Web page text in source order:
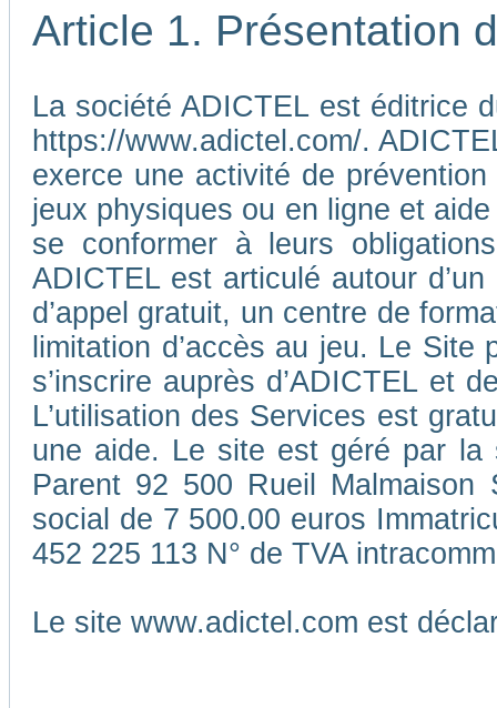
Article 1. Présentation
La société ADICTEL est éditrice
https://www.adictel.com/.
exerce une activité de
jeux physiques ou en ligne et
se conformer à leurs
ADICTEL est articulé autour
d’appel gratuit, un centre de
limitation d’accès au jeu. Le
s’inscrire auprès d’ADICTEL et
L’utilisation des Services est
une aide. Le site est géré par la
Parent 92 500 Rueil Malmaison
social de 7 500.00 euros
452 225 113 N° de TVA
Le site www.adictel.com est